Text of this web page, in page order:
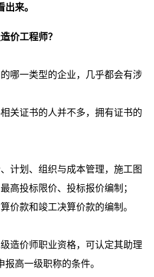
来。
价工程师？
哪一类型的企业，几乎都会有涉
关证书的人并不多，拥有证书的
计划、组织与成本管理，施工图
高投标限价、投标报价编制；
价款和竣工决算价款的编制。
造价师职业资格，可认定其助理
高一级职称的条件。